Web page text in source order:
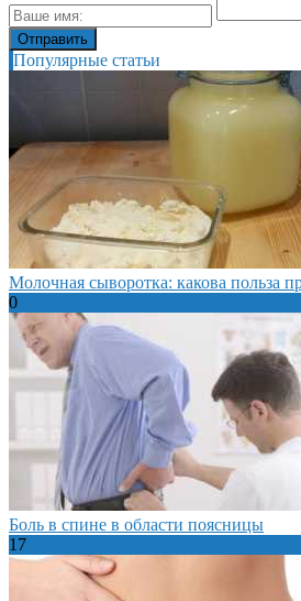
Популярные статьи
Молочная сыворотка: какова польза
0
Боль в спине в области поясницы
17